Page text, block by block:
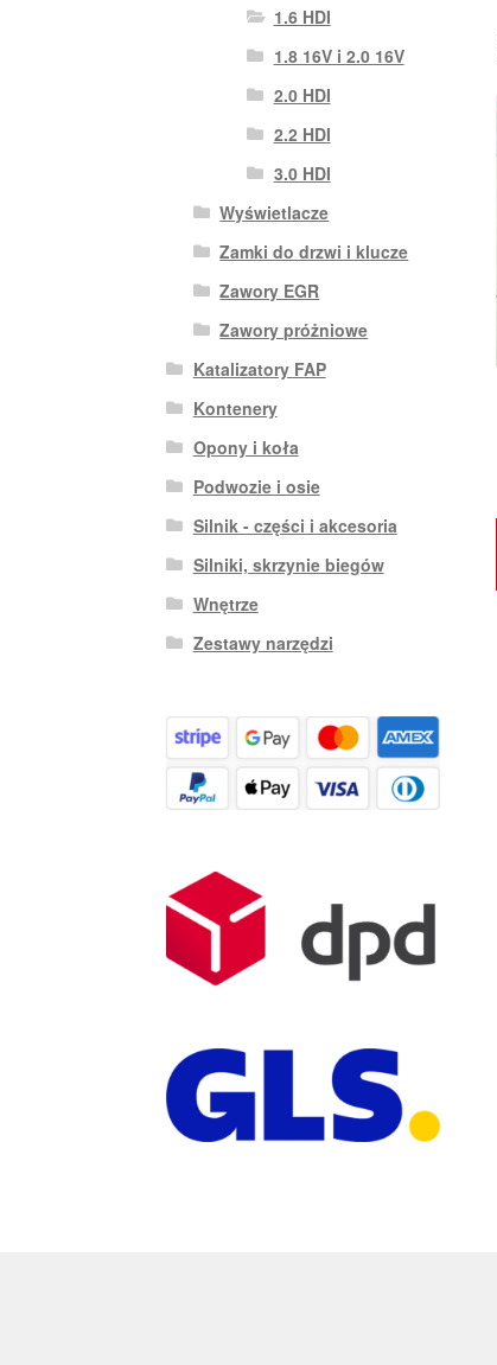
1.6 HDI
1.8 16V i 2.0 16V
2.0 HDI
2.2 HDI
3.0 HDI
Wyświetlacze
Zamki do drzwi i klucze
Zawory EGR
Zawory próżniowe
Katalizatory FAP
Kontenery
Opony i koła
Podwozie i osie
Silnik - części i akcesoria
Silniki, skrzynie biegów
Wnętrze
Zestawy narzędzi